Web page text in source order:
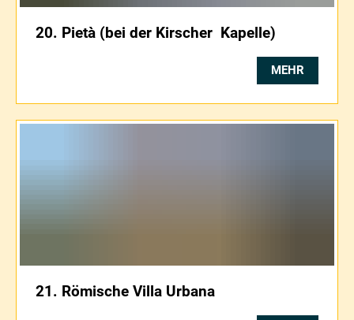
20. Pietà (bei der Kirscher Kapelle)
MEHR
21. Römische Villa Urbana